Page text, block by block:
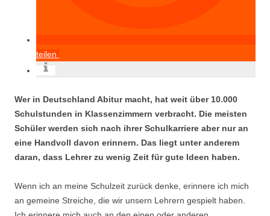
teilen
Wer in Deutschland Abitur macht, hat weit über 10.000
Schulstunden in Klassenzimmern verbracht. Die meisten
Schüler werden sich nach ihrer Schulkarriere aber nur an
eine Handvoll davon erinnern. Das liegt unter anderem
daran, dass Lehrer zu wenig Zeit für gute Ideen haben.
Wenn ich an meine Schulzeit zurück denke, erinnere ich mich
an gemeine Streiche, die wir unsern Lehrern gespielt haben.